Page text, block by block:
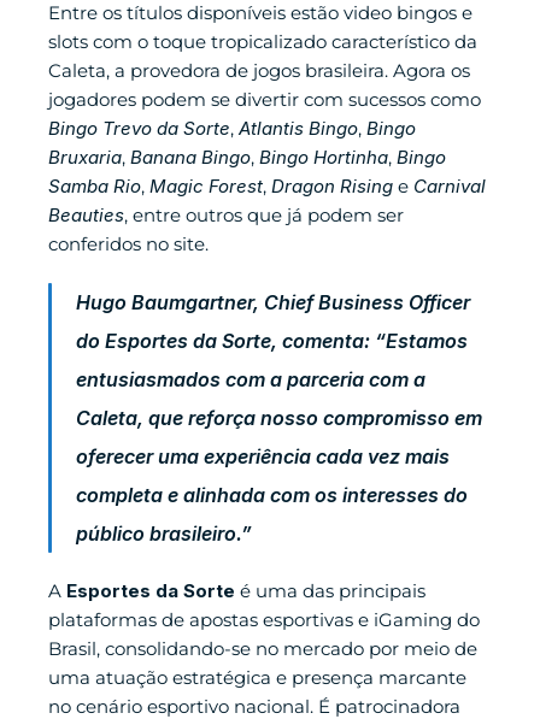
Entre os títulos disponíveis estão video bingos e
slots com o toque tropicalizado característico da
Caleta, a provedora de jogos brasileira. Agora os
Bingo Trevo da Sorte, Atlantis Bingo, Bingo
Bruxaria, Banana Bingo, Bingo Hortinha, Bingo
Samba Rio, Magic Forest, Dragon Rising e Carnival
Beauties, entre outros que já podem ser
conferidos no site.
Hugo Baumgartner, Chief Business Officer
do Esportes da Sorte, comenta: “Estamos
entusiasmados com a parceria com a
Caleta, que reforça nosso compromisso em
oferecer uma experiência cada vez mais
completa e alinhada com os interesses do
público brasileiro.”
A Esportes da Sorte é uma das principais
plataformas de apostas esportivas e iGaming do
Brasil, consolidando-se no mercado por meio de
uma atuação estratégica e presença marcante
no cenário esportivo nacional. É patrocinadora